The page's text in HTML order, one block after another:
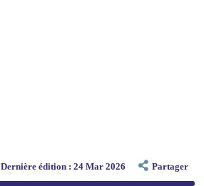
Dernière édition : 24 Mar 2026 Partager